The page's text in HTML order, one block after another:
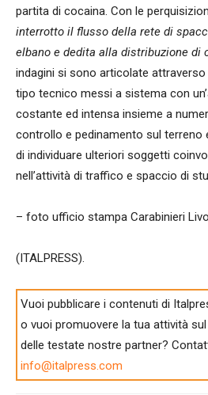
partita di cocaina. Con le
interrotto il flusso della rete di
elbano e dedita alla distribuzione di
indagini si sono articolate
tipo tecnico messi a sistema con
costante ed intensa insieme a
controllo e pedinamento sul terreno
di individuare ulteriori soggetti
nell’attività di traffico e spaccio di
– foto ufficio stampa Carabinieri
(ITALPRESS).
Vuoi pubblicare i contenuti di
o vuoi promuovere la tua attività
delle testate nostre partner?
info@italpress.com